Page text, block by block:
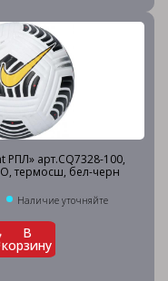
РПЛ» арт.CQ7328-100,
термосш, бел-черн
Наличие уточняйте
В
корзину